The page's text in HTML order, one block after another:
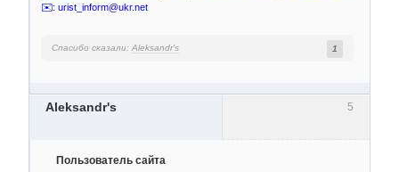
✉️: urist_inform@ukr.net
Спасибо сказали: Aleksandr's 1
5
Aleksandr's
Пользователь сайта